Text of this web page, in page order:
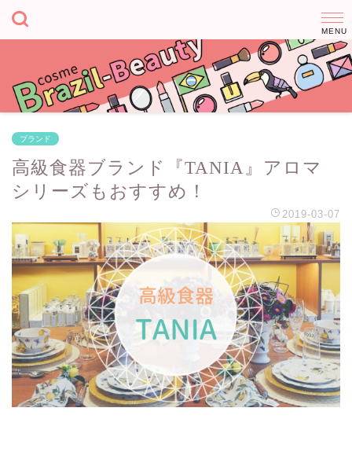
ブランド
高級食器ブランド『TANIA』アロマ
シリーズもおすすめ！
2019-03-07